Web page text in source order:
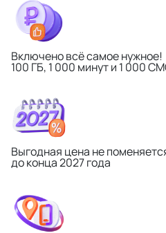
Включено всё самое нужное!
100 ГБ, 1 000 минут и 1 000
Выгодная цена не
до конца 2027 года